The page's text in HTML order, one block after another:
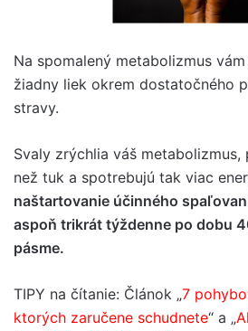
Na spomalený metabolizmus
žiadny liek okrem dostatočného
stravy.
Svaly zrýchlia váš
než tuk a spotrebujú tak viac
naštartovanie účinného
aspoň trikrát týždenne po dobu
pásme.
TIPY na čítanie: Článok „7
ktorých zaručene schudnete“ a „